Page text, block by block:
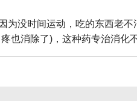
为没时间运动，吃的东西老
也消除了)，这种药专治消化不